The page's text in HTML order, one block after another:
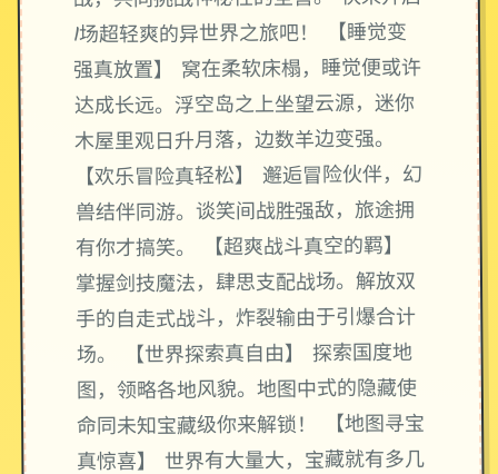
1场超轻爽的异世界之旅吧！ 【睡觉变
强真放置】 窝在柔软床榻，睡觉便或许
达成长远。浮空岛之上坐望云源，迷你
木屋里观日升月落，边数羊边变强。
【欢乐冒险真轻松】 邂逅冒险伙伴，幻
兽结伴同游。谈笑间战胜强敌，旅途拥
有你才搞笑。 【超爽战斗真空的羁】
掌握剑技魔法，肆思支配战场。解放双
手的自走式战斗，炸裂输由于引爆合计
场。 【世界探索真自由】 探索国度地
图，领略各地风貌。地图中式的隐藏使
命同未知宝藏级你来解锁！ 【地图寻宝
真惊喜】 世界有大量大，宝藏就有多几